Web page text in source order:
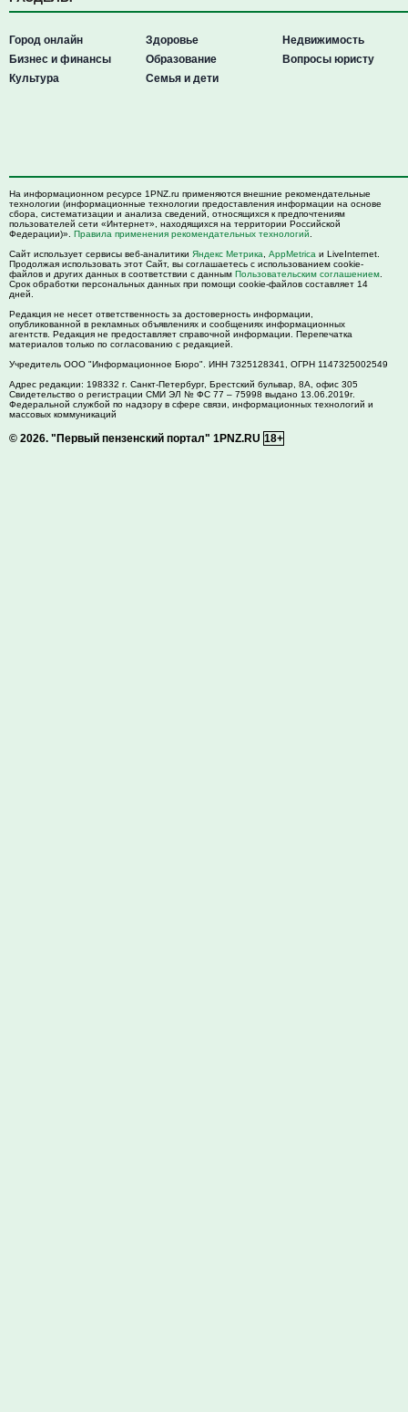
Город онлайн
Бизнес и финансы
Культура
Здоровье
Образование
Семья и дети
Недвижимость
Вопросы юристу
На информационном ресурсе 1PNZ.ru применяются внешние рекомендательные
технологии (информационные технологии предоставления информации на основе
сбора, систематизации и анализа сведений, относящихся к предпочтениям
пользователей сети «Интернет», находящихся на территории Российской
Федерации)». Правила применения рекомендательных технологий
Сайт использует сервисы веб-аналитики Яндекс Метрика AppMetrica и LiveInternet.
Продолжая использовать этот Сайт, вы соглашаетесь с использованием cookie-
файлов и других данных в соответствии с данным Пользовательским соглашением
Срок обработки персональных данных при помощи cookie-файлов составляет 14
дней.
Редакция не несет ответственность за достоверность информации,
опубликованной в рекламных объявлениях и сообщениях информационных
агентств. Редакция не предоставляет справочной информации. Перепечатка
материалов только по согласованию с редакцией.
Учредитель ООО "Информационное Бюро". ИНН 7325128341, ОГРН 1147325002549
Адрес редакции: 198332 г. Санкт-Петербург, Брестский бульвар, 8А, офис 305
Свидетельство о регистрации СМИ ЭЛ № ФС 77 – 75998 выдано 13.06.2019г.
Федеральной службой по надзору в сфере связи, информационных технологий и
массовых коммуникаций
© 2026. "Первый пензенский портал" 1PNZ.RU 18+